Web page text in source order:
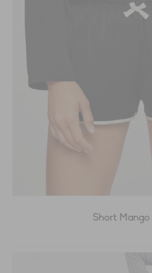
Short Mango